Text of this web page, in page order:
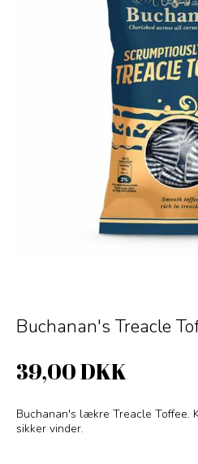
Buchanan's Treacle
39,00 DKK
Buchanan's lækre Treacle Toffee.
sikker vinder.